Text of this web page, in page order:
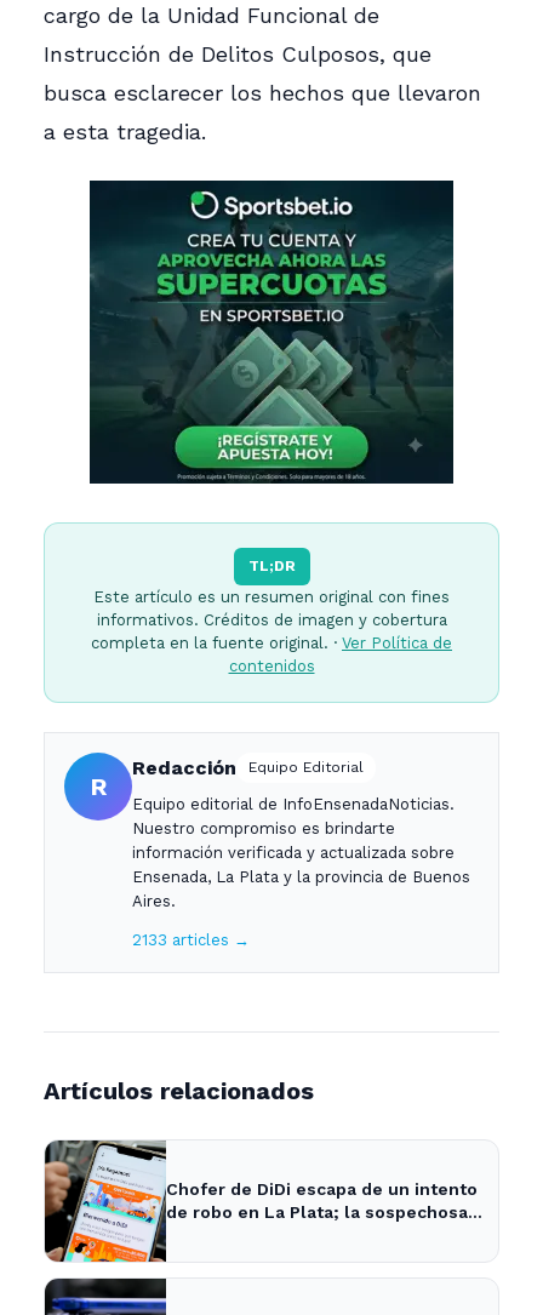
cargo de la Unidad Funcional de
Instrucción de Delitos Culposos, que
busca esclarecer los hechos que llevaron
a esta tragedia.
TL;DR
Este artículo es un resumen original con fines
informativos. Créditos de imagen y cobertura
completa en la fuente original. · Ver Política de
contenidos
R
Redacción Equipo Editorial
Equipo editorial de InfoEnsenadaNoticias.
Nuestro compromiso es brindarte
información verificada y actualizada sobre
Ensenada, La Plata y la provincia de Buenos
Aires.
2133 articles →
Artículos relacionados
Chofer de DiDi escapa de un intento
de robo en La Plata; la sospechosa